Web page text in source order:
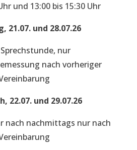
und 13:00 bis 15:30 Uhr
21.07. und 28.07.26
nur
nach vorheriger
22.07. und 29.07.26
nach nachmittags nur nach